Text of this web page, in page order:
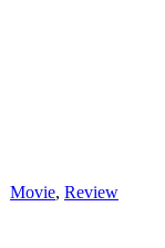
Movie, Review